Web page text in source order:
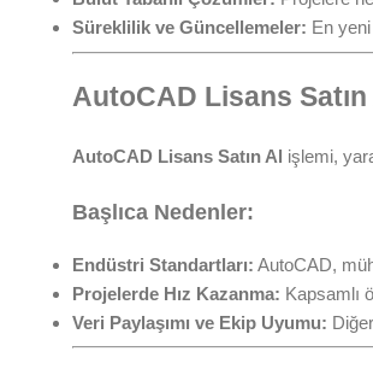
Süreklilik ve Güncellemeler: En
AutoCAD Lisans
AutoCAD Lisans Satın Al işlemi,
Başlıca Nedenler:
Endüstri Standartları: AutoCAD,
Projelerde Hız Kazanma: Kapsamlı
Veri Paylaşımı ve Ekip Uyumu: